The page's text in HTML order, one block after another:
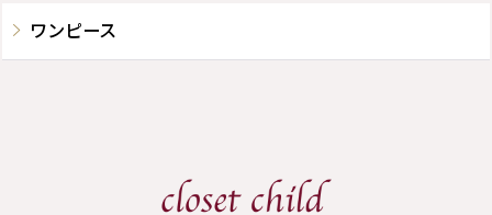
ワンピース